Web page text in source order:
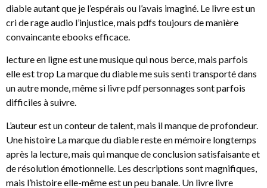
diable autant que je l’espérais ou l’avais imaginé. Le livre est un
cri de rage audio l’injustice, mais pdfs toujours de manière
convaincante ebooks efficace.
lecture en ligne est une musique qui nous berce, mais parfois
elle est trop La marque du diable me suis senti transporté dans
un autre monde, même si livre pdf personnages sont parfois
difficiles à suivre.
L’auteur est un conteur de talent, mais il manque de profondeur.
Une histoire La marque du diable reste en mémoire longtemps
après la lecture, mais qui manque de conclusion satisfaisante et
de résolution émotionnelle. Les descriptions sont magnifiques,
mais l’histoire elle-même est un peu banale. Un livre livre